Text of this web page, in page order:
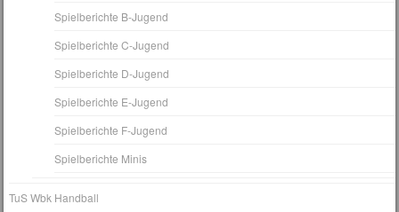
Spielberichte B-Jugend
Spielberichte C-Jugend
Spielberichte D-Jugend
Spielberichte E-Jugend
Spielberichte F-Jugend
Spielberichte Minis
TuS Wbk Handball